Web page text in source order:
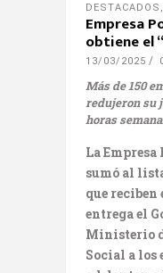
DESTACADOS ,
Empresa
obtiene el
13/03/2025
Más de 150
redujeron su
horas
La
sumó al
que
entrega el
Ministerio
Social a los